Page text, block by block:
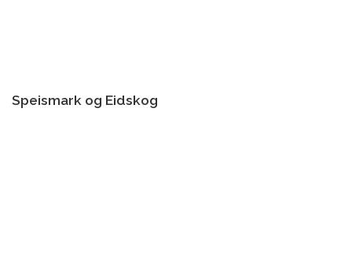
Speismark og Eidskog